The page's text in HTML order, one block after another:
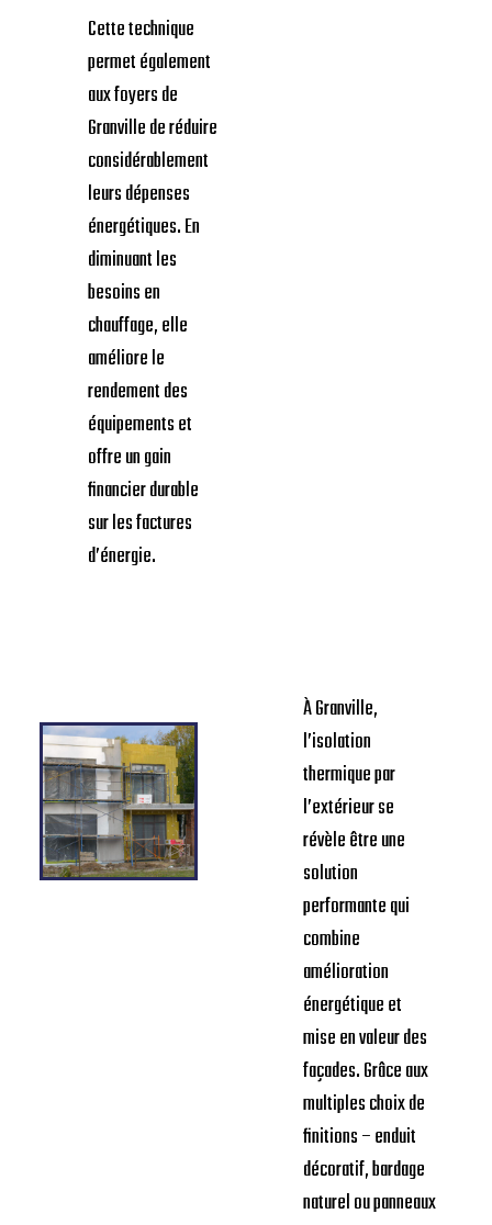
Cette technique
permet également
aux foyers de
Granville de réduire
considérablement
leurs dépenses
énergétiques. En
diminuant les
besoins en
chauffage, elle
améliore le
rendement des
équipements et
offre un gain
financier durable
sur les factures
d’énergie.
À Granville,
l’isolation
thermique par
l’extérieur se
révèle être une
solution
performante qui
combine
amélioration
énergétique et
mise en valeur des
façades. Grâce aux
multiples choix de
finitions – enduit
décoratif, bardage
naturel ou panneaux